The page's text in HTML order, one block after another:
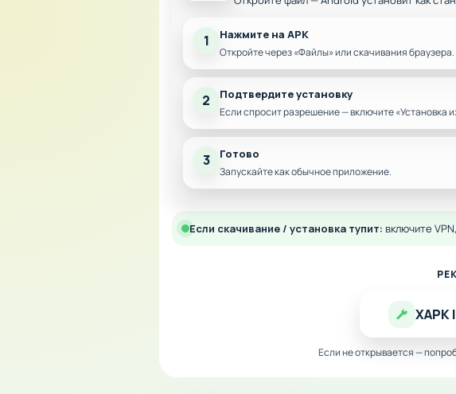
1 Нажмите на APK
Откройте через «Файлы» или скачивания браузера.
2 Подтвердите установку
Если спросит разрешение — включите «Установка
3 Готово
Запускайте как обычное приложение.
Если скачивание / установка тупит: включите
Если не открывается —